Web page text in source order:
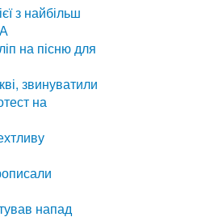
з найбільш
на пісню для
звинуватили
на
напад